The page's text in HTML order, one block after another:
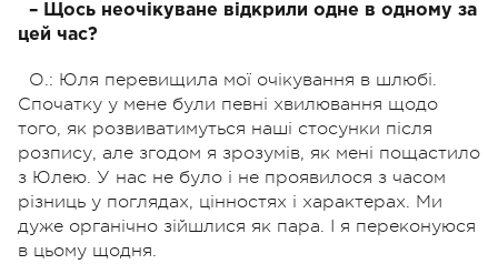
– Щось неочікуване відкрили одне в одному за
цей час?
О.: Юля перевищила мої очікування в шлюбі.
Спочатку у мене були певні хвилювання щодо
того, як розвиватимуться наші стосунки після
розпису, але згодом я зрозумів, як мені пощастило
з Юлею. У нас не було і не проявилося з часом
різниць у поглядах, цінностях і характерах. Ми
дуже органічно зійшлися як пара. І я переконуюся
в цьому щодня.